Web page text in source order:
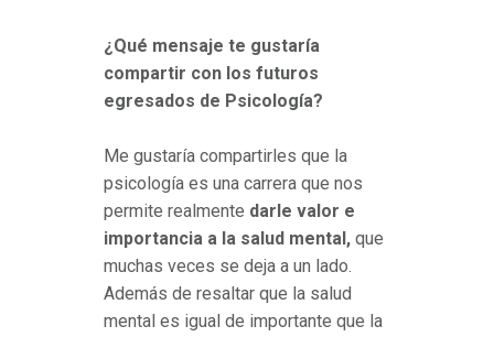
¿Qué mensaje te gustaría
compartir con los futuros
egresados de Psicología?
Me gustaría compartirles que la
psicología es una carrera que nos
permite realmente darle valor e
importancia a la salud mental, que
muchas veces se deja a un lado.
Además de resaltar que la salud
mental es igual de importante que la